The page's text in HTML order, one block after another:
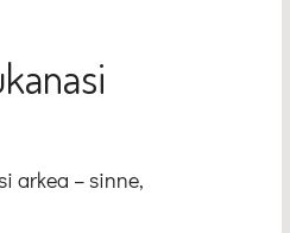
arkea – sinne,